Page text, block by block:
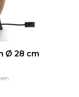
Ø 28 cm